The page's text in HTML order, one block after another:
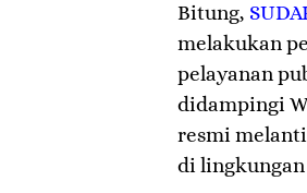
Bitung,
melakukan
pelayanan
didampingi
resmi
di lingkungan